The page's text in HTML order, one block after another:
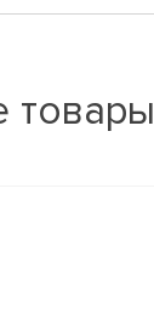
товары